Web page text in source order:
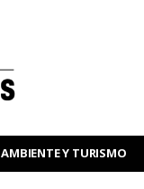
AMBIENTE Y TURISMO